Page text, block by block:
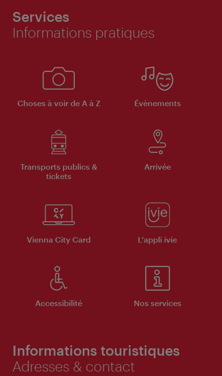
Services
Informations pratiques
Choses à voir de A à Z Évènements
Transports publics &
tickets
Arrivée
Vienna City Card L'appli ivie
Accessibilité Nos services
Informations touristiques
Adresses & contact